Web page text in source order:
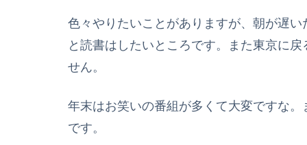
色々やりたいことがありますが、朝が遅
と読書はしたいところです。また東京に
せん。
年末はお笑いの番組が多くて大変ですな
です。